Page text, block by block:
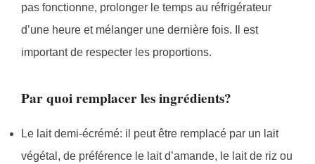
pas fonctionne, prolonger le temps au réfrigérateur
d’une heure et mélanger une dernière fois. Il est
important de respecter les proportions.
Par quoi remplacer les ingrédients?
Le lait demi-écrémé: il peut être remplacé par un lait
végétal, de préférence le lait d’amande, le lait de riz ou